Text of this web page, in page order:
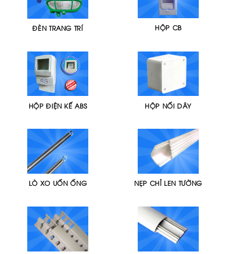
ĐÈN TRANG TRÍ HỘP CB
HỘP ĐIỆN KẾ ABS HỘP NỐI DÂY
LÒ XO UỐN ỐNG NẸP CHỈ LEN TƯỜNG